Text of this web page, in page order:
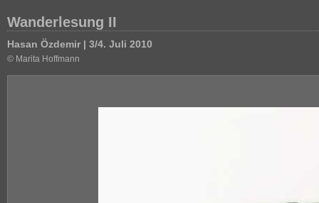
Wanderlesung II
Hasan Özdemir | 3/4. Juli 2010
© Marita Hoffmann